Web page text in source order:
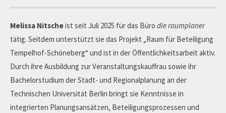
Melissa Nitscheist seit Juli 2025 für das Büro die raumplaner
tätig. Seitdem unterstützt sie das Projekt „Raum für Beteiligung
Tempelhof-Schöneberg“ und ist in der Öffentlichkeitsarbeit aktiv.
Durch ihre Ausbildung zur Veranstaltungskauffrau sowie ihr
Bachelorstudium der Stadt- und Regionalplanung an der
Technischen Universität Berlin bringt sie Kenntnisse in
integrierten Planungsansätzen, Beteiligungsprozessen und